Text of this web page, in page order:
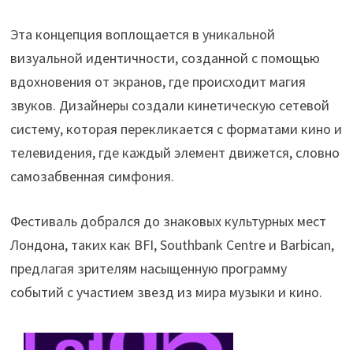
Эта концепция воплощается в уникальной
визуальной идентичности, созданной с помощью
вдохновения от экранов, где происходит магия
звуков. Дизайнеры создали кинетическую сетевой
систему, которая перекликается с форматами кино и
телевидения, где каждый элемент движется, словно
самозабвенная симфония.
Фестиваль добрался до знаковых культурных мест
Лондона, таких как BFI, Southbank Centre и Barbican,
предлагая зрителям насыщенную программу
событий с участием звезд из мира музыки и кино.